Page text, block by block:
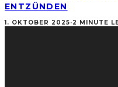
ENTZÜNDEN
1. OKTOBER 2025·2 MINUTE